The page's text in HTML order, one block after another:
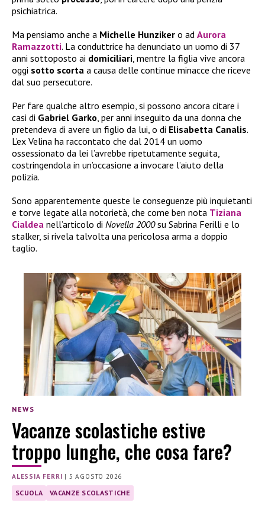
psichiatrica.
Ma pensiamo anche a Michelle Hunziker o ad Aurora
Ramazzotti. La conduttrice ha denunciato un uomo di 37
anni sottoposto ai domiciliari , mentre la figlia vive ancora
oggi sotto scorta a causa delle continue minacce che riceve
dal suo persecutore.
Per fare qualche altro esempio, si possono ancora citare i
casi di Gabriel Garko , per anni inseguito da una donna che
pretendeva di avere un figlio da lui, o di Elisabetta Canalis.
L’ex Velina ha raccontato che dal 2014 un uomo
ossessionato da lei l’avrebbe ripetutamente seguita,
costringendola in un’occasione a invocare l’aiuto della
polizia.
Sono apparentemente queste le conseguenze più inquietanti
e torve legate alla notorietà, che come ben nota Tiziana
Cialdea nell’articolo di Novella 2000su Sabrina Ferilli e lo
stalker, si rivela talvolta una pericolosa arma a doppio
taglio.
NEWS
Vacanze scolastiche estive
troppo lunghe, che cosa fare?
ALESSIA FERRI | 5 AGOSTO 2026
SCUOLA VACANZE SCOLASTICHE